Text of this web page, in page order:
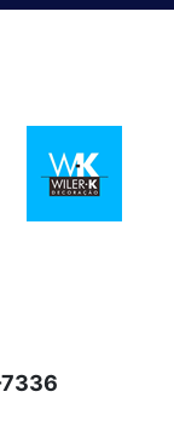
DE
7336